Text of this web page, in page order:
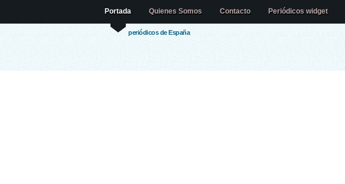
periódicos de España
Portada Quienes Somos Contacto Periódicos widget